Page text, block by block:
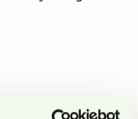
på NMBU